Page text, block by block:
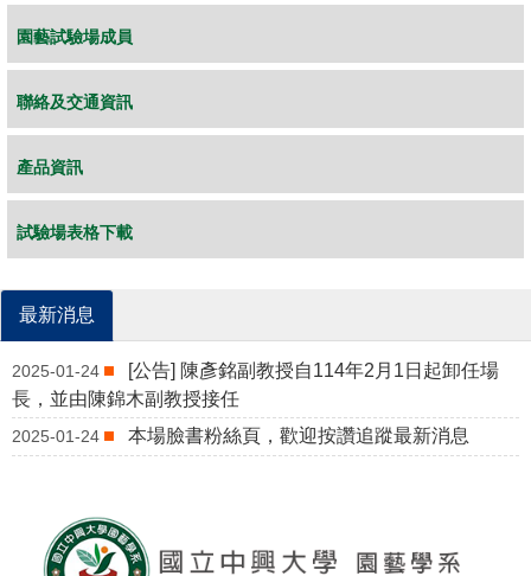
園藝試驗場成員
聯絡及交通資訊
產品資訊
試驗場表格下載
最新消息
2025-01-24
[公告] 陳彥銘副教授自114年2月1日起卸任場
長，並由陳錦木副教授接任
2025-01-24 本場臉書粉絲頁，歡迎按讚追蹤最新消息